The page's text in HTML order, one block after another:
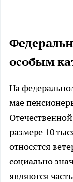
особым
На
мае
размере 10
относятся
социально
являются